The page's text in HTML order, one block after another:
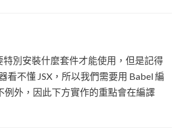
特別安裝什麼套件才能使用，但是記得
看不懂 JSX，所以我們需要用 Babel 編
例外，因此下方實作的重點會在編譯